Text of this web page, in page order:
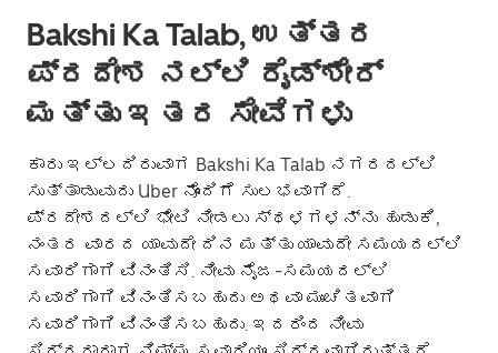
Bakshi Ka Talab, ಉತ್ತರ
ಪ್ರದೇಶ ನಲ್ಲಿ ರೈಡ್‌ಶೇರ್
ಮತ್ತು ಇತರ ಸೇವೆಗಳು
ಕಾರು ಇಲ್ಲದಿರುವಾಗ Bakshi Ka Talab ನಗರದಲ್ಲಿ
ಸುತ್ತಾಡುವುದು Uber ನೊಂದಿಗೆ ಸುಲಭವಾಗಿದೆ.
ಪ್ರದೇಶದಲ್ಲಿ ಭೇಟಿ ನೀಡಲು ಸ್ಥಳಗಳನ್ನು ಹುಡುಕಿ,
ನಂತರ ವಾರದ ಯಾವುದೇ ದಿನ ಮತ್ತು ಯಾವುದೇ ಸಮಯದಲ್ಲಿ
ಸವಾರಿಗಾಗಿ ವಿನಂತಿಸಿ. ನೀವು ನೈಜ-ಸಮಯದಲ್ಲಿ
ಸವಾರಿಗಾಗಿ ವಿನಂತಿಸಬಹುದು ಅಥವಾ ಮುಂಚಿತವಾಗಿ
ಸವಾರಿಗಾಗಿ ವಿನಂತಿಸಬಹುದು. ಇದರಿಂದ ನೀವು